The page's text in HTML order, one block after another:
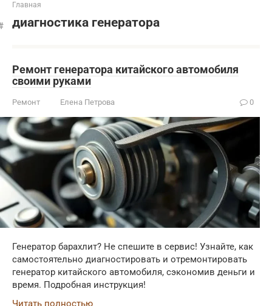
Главная
диагностика генератора
Ремонт генератора китайского автомобиля
своими руками
Ремонт Елена Петрова 0
Генератор барахлит? Не спешите в сервис! Узнайте, как
самостоятельно диагностировать и отремонтировать
генератор китайского автомобиля, сэкономив деньги и
время. Подробная инструкция!